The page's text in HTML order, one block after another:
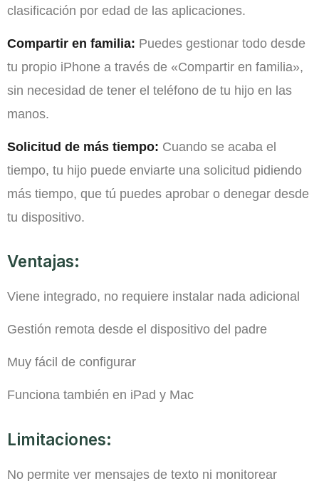
clasificación por edad de las aplicaciones.
Compartir en familia: Puedes gestionar todo desde
tu propio iPhone a través de «Compartir en familia»,
sin necesidad de tener el teléfono de tu hijo en las
manos.
Solicitud de más tiempo: Cuando se acaba el
tiempo, tu hijo puede enviarte una solicitud pidiendo
más tiempo, que tú puedes aprobar o denegar desde
tu dispositivo.
Ventajas:
Viene integrado, no requiere instalar nada adicional
Gestión remota desde el dispositivo del padre
Muy fácil de configurar
Funciona también en iPad y Mac
Limitaciones:
No permite ver mensajes de texto ni monitorear